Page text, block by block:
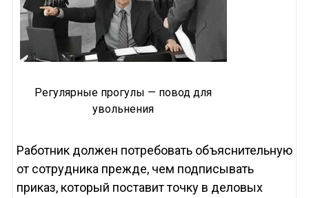
Регулярные прогулы — повод для
увольнения
Работник должен потребовать объяснительную
от сотрудника прежде, чем подписывать
приказ, который поставит точку в деловых